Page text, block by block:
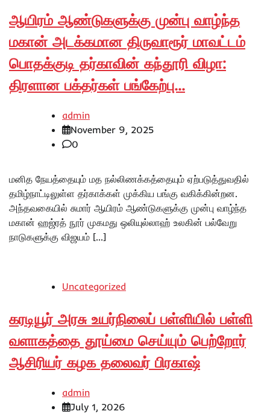
ஆயிரம் ஆண்டுகளுக்கு முன்பு வாழ்ந்த
மகான் அடக்கமான திருவாரூர் மாவட்டம்
பொதக்குடி தர்காவின் கந்தூரி விழா:
திரளான பக்தர்கள் பங்கேற்பு…
admin
November 9, 2025
0
மனித நேயத்தையும் மத நல்லிணக்கத்தையும் ஏற்படுத்துவதில்
தமிழ்நாட்டிலுள்ள தர்காக்கள் முக்கிய பங்கு வகிக்கின்றன.
அந்தவகையில் சுமார் ஆயிரம் ஆண்டுகளுக்கு முன்பு வாழ்ந்த
மகான் ஹஜ்ரத் நூர் முகமது ஒலியுல்லாஹ் உலகின் பல்வேறு
நாடுகளுக்கு விஜயம் […]
Uncategorized
கரடியூர் அரசு உயர்நிலைப் பள்ளியில் பள்ளி
வளாகத்தை தூய்மை செய்யும் பெற்றோர்
ஆசிரியர் கழக தலைவர் பிரகாஷ்
admin
July 1, 2026